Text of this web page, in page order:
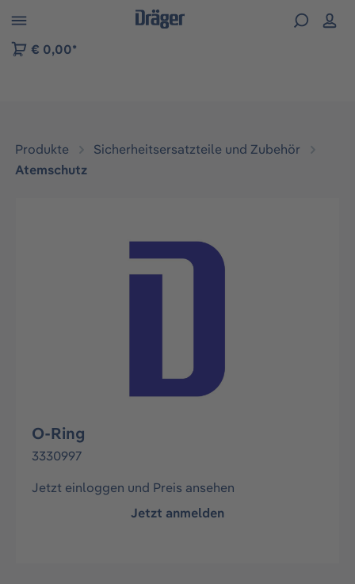
der B2B-Plattform springen
€ 0,00*
Produkte
Sicherheitsersatzteile und Zubehör
Atemschutz
Bildergalerie überspringen
O-Ring
3330997
Jetzt einloggen und Preis ansehen
Jetzt anmelden